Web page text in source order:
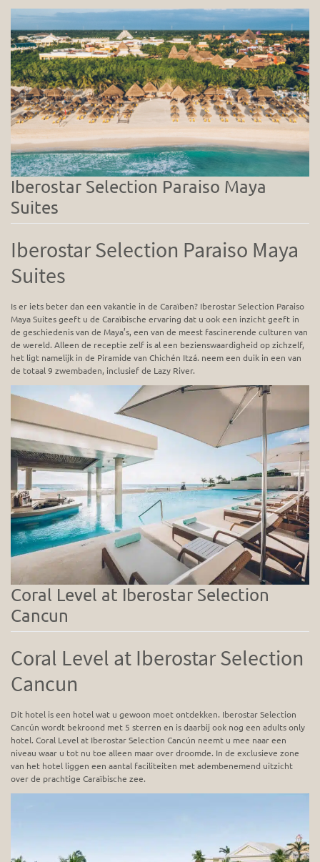
Iberostar Selection Paraiso Maya
Suites
Iberostar Selection Paraiso Maya
Suites
Is er iets beter dan een vakantie in de Caraïben? Iberostar Selection Paraiso
Maya Suites geeft u de Caraïbische ervaring dat u ook een inzicht geeft in
de geschiedenis van de Maya’s, een van de meest fascinerende culturen van
de wereld. Alleen de receptie zelf is al een bezienswaardigheid op zichzelf,
het ligt namelijk in de Piramide van Chichén Itzá. neem een duik in een van
de totaal 9 zwembaden, inclusief de Lazy River.
Coral Level at Iberostar Selection
Cancun
Coral Level at Iberostar Selection
Cancun
Dit hotel is een hotel wat u gewoon moet ontdekken. Iberostar Selection
Cancún wordt bekroond met 5 sterren en is daarbij ook nog een adults only
hotel. Coral Level at Iberostar Selection Cancún neemt u mee naar een
niveau waar u tot nu toe alleen maar over droomde. In de exclusieve zone
van het hotel liggen een aantal faciliteiten met adembenemend uitzicht
over de prachtige Caraïbische zee.